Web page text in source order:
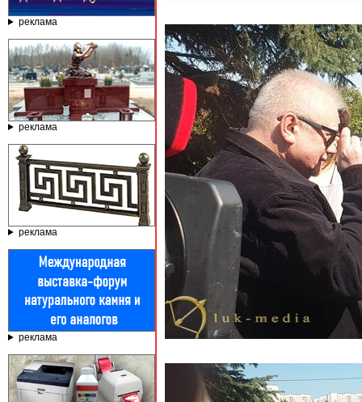
реклама
реклама
реклама
реклама